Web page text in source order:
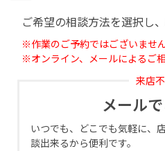
ご希望の相談方法を選択し
※作業のご予約ではございませ
※オンライン、メールによるご
来店
メール
いつでも、どこでも気軽に、
談出来るから便利です。